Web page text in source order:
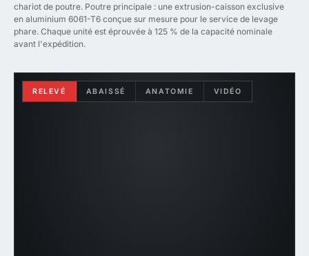
chariot de poutre. Poutre principale : une extrusion-caisson exclusive
en aluminium 6061-T6 conçue sur mesure pour le service de levage
phare. Chaque unité est éprouvée à 125 % de la capacité nominale
avant l'expédition.
RELEVÉ ABAISSÉ ANATOMIE VIDÉO